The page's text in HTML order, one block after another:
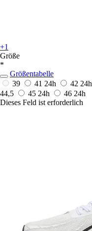
+1
Größe
*
Größentabelle
39
41 24h 42 24h
44,5
45 24h 46 24h
Dieses Feld ist erforderlich